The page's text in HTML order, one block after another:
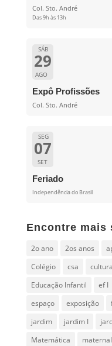
Col. Sto. André
Das 9h às 13h
SÁB
29
AGO
Expô Profissões
Col. Sto. André
SEG
07
SET
Feriado
Independência do Brasil
Encontre mais
2o ano 2os anos
Colégio
csa
Educação Infantil
ef I
espaço
exposição
jardim
jardim I
Matemática
maternal